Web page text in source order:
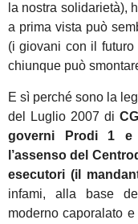
la nostra solidarietà),
a prima vista può
(i giovani con il
chiunque può
E sì perché sono la
del Luglio 2007 di
governi Prodi 1 e
l’assenso del
esecutori (il
infami, alla base
moderno caporalato